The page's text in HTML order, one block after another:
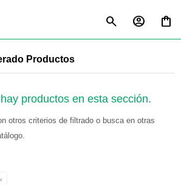
Productos
productos en esta sección.
otros criterios de filtrado o busca en otras